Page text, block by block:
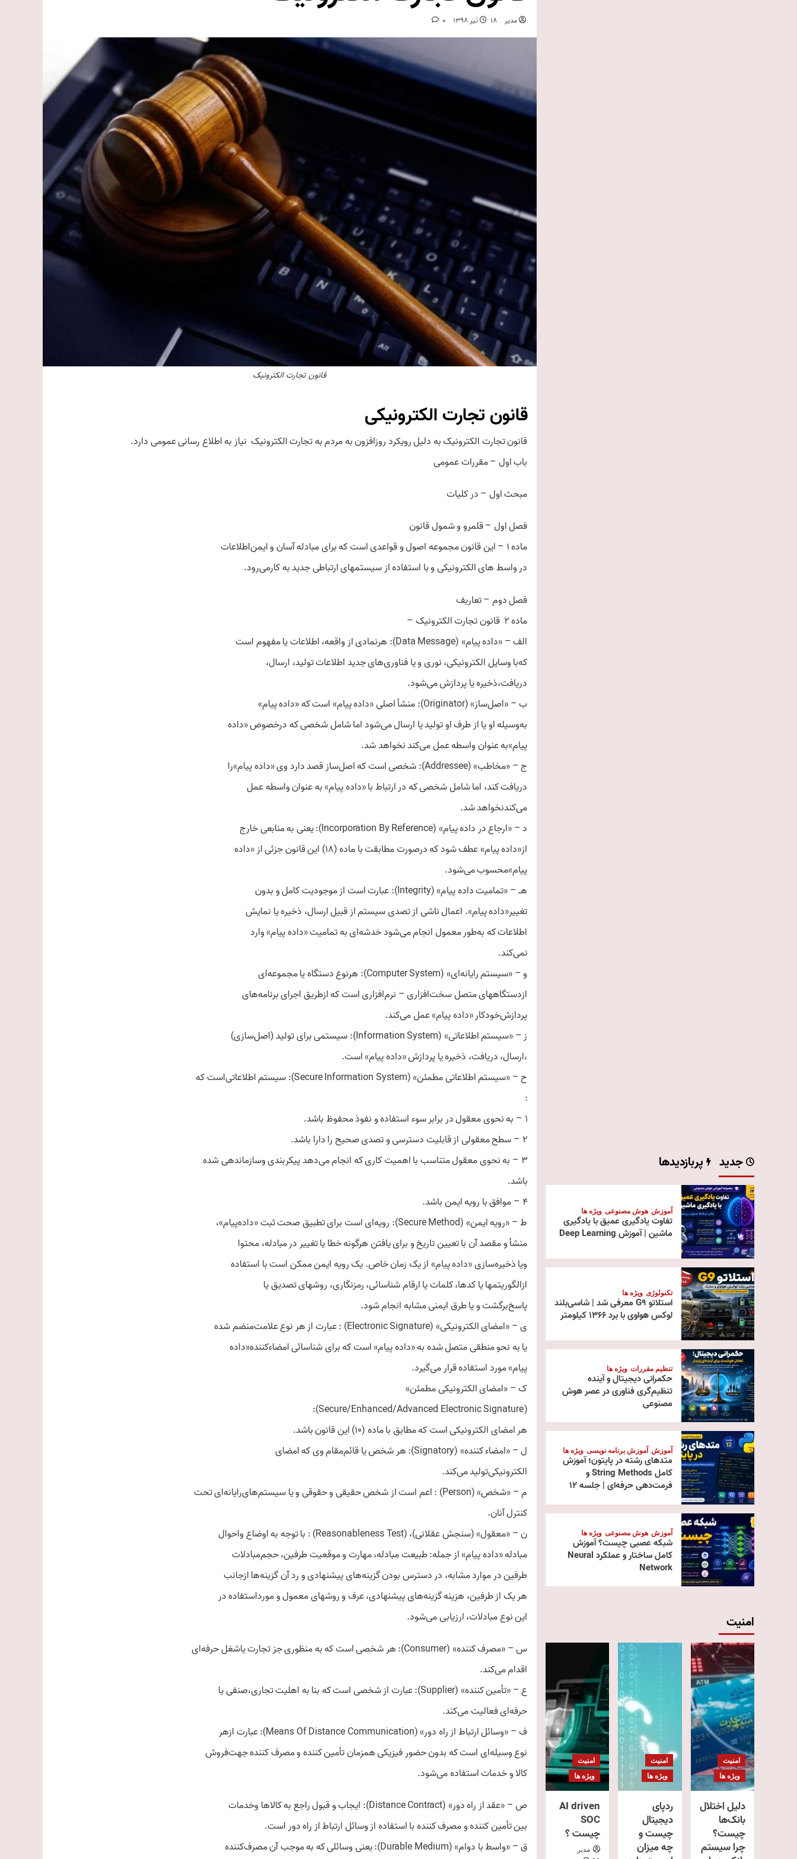
مدیر 18 تیر 1398 0
قانون تجارت الکترونیک
قانون تجارت الکترونیکی
قانون تجارت الکترونیک به دلیل رویکرد روزافزون به مردم به تجارت الکترونیک نیاز به اطلاع رسانی عمومی دارد.
‌باب اول – مقررات عمومی
‌مبحث اول – در کلیات
‌فصل اول – قلمرو و شمول قانون
‌ماده 1 – این قانون مجموعه اصول و قواعدی است که برای مبادله آسان و ایمن‌اطلاعات
در واسط های الکترونیکی و با استفاده از سیستمهای ارتباطی جدید به کار‌می‌رود.
‌فصل دوم – تعاریف
‌ماده 2 قانون تجارت الکترونیک –
‌الف – «‌داده پیام» (Data Message): هرنمادی از واقعه، اطلاعات یا مفهوم است
که‌با وسایل الکترونیکی، نوری و یا فناوری‌های جدید اطلاعات تولید، ارسال،
دریافت،‌ذخیره یا پردازش می‌شود.
ب – «‌اصل‌ساز» (Originator): منشأ اصلی «‌داده پیام» است که «‌داده پیام»
به‌وسیله او یا از طرف او تولید یا ارسال می‌شود اما شامل شخصی که درخصوص «‌داده
پیام»‌به عنوان واسطه عمل می‌کند نخواهد شد.
ج – «‌مخاطب» (Addressee): شخصی است که اصل‌ساز قصد دارد وی «‌داده پیام»‌را
دریافت کند، اما شامل شخصی که در ارتباط با «‌داده پیام» به عنوان واسطه عمل
می‌کند‌نخواهد شد.
‌د – «‌ارجاع در داده پیام» (Incorporation By Reference): یعنی به منابعی خارج
از«‌داده پیام» عطف شود که درصورت مطابقت با ماده (18) این قانون جزئی از «‌داده
پیام»‌محسوب می‌شود.
‌هـ – «‌تمامیت داده پیام» (Integrity): عبارت است از موجودیت کامل و بدون
تغییر«‌داده پیام». اعمال ناشی از تصدی سیستم از قبیل ارسال، ذخیره یا نمایش
اطلاعات که به‌طور معمول انجام می‌شود خدشه‌ای به تمامیت «‌داده پیام» وارد
نمی‌کند.
‌و – «‌سیستم رایانه‌ای» (Computer System): هرنوع دستگاه یا مجموعه‌ای
از‌دستگاههای متصل سخت‌افزاری – نرم‌افزاری است که ازطریق اجرای برنامه‌های
پردازش‌خودکار «‌داده پیام» عمل می‌کند.
‌ز – «‌سیستم اطلاعاتی» (Information System): سیستمی برای تولید (‌اصل‌سازی)
،‌ارسال، دریافت، ذخیره یا پردازش «‌داده پیام» است.
ح – «‌سیستم اطلاعاتی مطمئن» (Secure Information System): سیستم اطلاعاتی‌است که
:
1 – به نحوی معقول در برابر سوء استفاده و نفوذ محفوظ باشد.
2 – سطح معقولی از قابلیت دسترسی و تصدی صحیح را دارا باشد.
3 – به نحوی معقول متناسب با اهمیت کاری که انجام می‌دهد پیکربندی و‌سازماندهی شده
باشد.
4 – موافق با رویه ایمن باشد.
ط – «‌رویه ایمن» (Secure Method): رویه‌ای است برای تطبیق صحت ثبت «‌داده‌پیام»،
منشأ و مقصد آن با تعیین تاریخ و برای یافتن هرگونه خطا یا تغییر در مبادله، محتوا
و‌یا ذخیره‌سازی «‌داده پیام» از یک زمان خاص. یک رویه ایمن ممکن است با استفاده
از‌الگوریتمها یا کدها، کلمات یا ارقام شناسائی، رمزنگاری، روشهای تصدیق یا
پاسخ‌برگشت و یا طرق ایمنی مشابه انجام شود.
ی – «‌امضای الکترونیکی» (Electronic Signature) : عبارت از هر نوع علامت‌منضم شده
یا به نحو منطقی متصل شده به «‌داده پیام» است که برای شناسائی امضاء‌کننده«‌داده
پیام» مورد استفاده قرار می‌گیرد.
ک – «‌امضای الکترونیکی مطمئن»
(Secure/Enhanced/Advanced Electronic Signature):
‌هر امضای الکترونیکی است که مطابق با ماده (10) این قانون باشد.
ل – «‌امضاء کننده» (Signatory): هر شخص یا قائم‌مقام وی که امضای
الکترونیکی‌تولید می‌کند.
م – «‌شخص» (Person) : اعم است از شخص حقیقی و حقوقی و یا سیستم‌های‌رایانه‌ای تحت
کنترل آنان.
ن – «‌معقول» (‌سنجش عقلانی)، (Reasonableness Test) : با توجه به اوضاع و‌احوال
مبادله «‌داده پیام» از جمله: طبیعت مبادله، مهارت و موقعیت طرفین، حجم‌مبادلات
طرفین در موارد مشابه، در دسترس بودن گزینه‌های پیشنهادی و رد آن گزینه‌ها از‌جانب
هر یک از طرفین، هزینه گزینه‌های پیشنهادی، عرف و روشهای معمول و مورد‌استفاده در
این نوع مبادلات، ارزیابی می‌شود.
س – «‌مصرف کننده» (Consumer): هر شخصی است که به منظوری جز تجارت یا‌شغل حرفه‌ای
اقدام می‌کند.
ع – «‌تأمین کننده» (Supplier): عبارت از شخصی است که بنا به اهلیت تجاری،‌صنفی یا
حرفه‌ای فعالیت می‌کند.
ف – «‌وسائل ارتباط از راه دور» (Means Of Distance Communication): عبارت از‌هر
نوع وسیله‌ای است که بدون حضور فیزیکی همزمان تأمین کننده و مصرف کننده جهت‌فروش
کالا و خدمات استفاده می‌شود.
ص – «‌عقد از راه دور» (Distance Contract): ایجاب و قبول راجع به کالاها و‌خدمات
بین تأمین کننده و مصرف کننده با استفاده از وسائل ارتباط از راه دور است.
ق – «‌واسط با دوام» (Durable Medium): یعنی وسائلی که به موجب آن مصرف‌کننده
جدید پربازدیدها
آموزش هوش مصنوعی ویژه ها
تفاوت یادگیری عمیق با یادگیری
ماشین | آموزش Deep Learning
تکنولوژی ویژه ها
استلاتو G9 معرفی شد | شاسی‌بلند
لوکس هواوی با برد ۱۳۶۶ کیلومتر
تنظیم مقررات ویژه ها
حکمرانی دیجیتال و آینده
تنظیم‌گری فناوری در عصر هوش
مصنوعی
آموزش آموزش برنامه نویسی ویژه ها
متدهای رشته در پایتون؛ آموزش
کامل String Methods و
فرمت‌دهی حرفه‌ای | جلسه ۱۲
آموزش هوش مصنوعی ویژه ها
شبکه عصبی چیست؟ آموزش
کامل ساختار و عملکرد Neural
Network
امنیت
امنیت
ویژه ها
دلیل اختلال
بانک‌ها
چیست؟
چرا سیستم
امنیت
ویژه ها
ردپای
دیجیتال
چیست و
چه میزان
امنیت
ویژه ها
AI driven
SOC
چیست ؟
مدیر